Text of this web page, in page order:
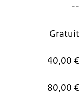
--
Gratuit
40,00 €
80,00 €